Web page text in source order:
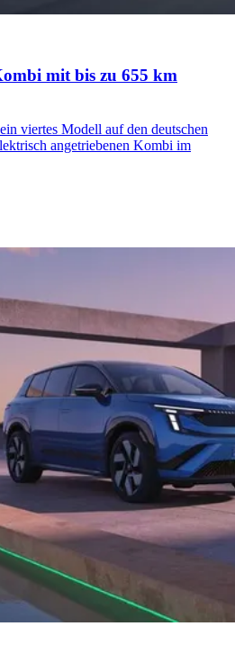
mit bis zu 655 km
viertes Modell auf den deutschen
angetriebenen Kombi im